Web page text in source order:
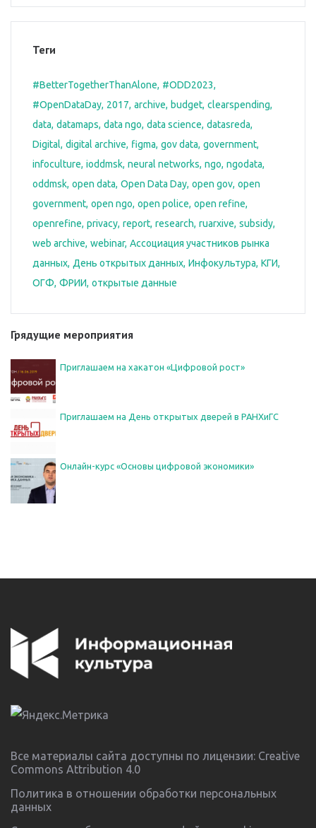
Теги
#BetterTogetherThanAlone #ODD2023
#OpenDataDay 2017 archive budget clearspending
data datamaps data ngo data science datasreda
Digital digital archive figma gov data government
infoculture ioddmsk neural networks ngo ngodata
oddmsk open data Open Data Day open gov open
government open ngo open police open refine
openrefine privacy report research ruarxive subsidy
web archive webinar Ассоциация участников рынка
данных День открытых данных Инфокультура КГИ
ОГФ ФРИИ открытые данные
Грядущие мероприятия
Приглашаем на хакатон «Цифровой рост»
Приглашаем на День открытых дверей в РАНХиГС
Онлайн-курс «Основы цифровой экономики»
Все материалы сайта доступны по лицензии: Creative
Commons Attribution 4.0
Политика в отношении обработки персональных
данных